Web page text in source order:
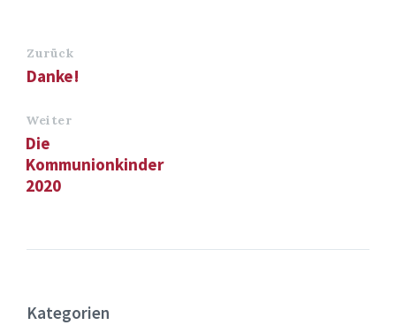
Zurück
Danke!
Weiter
Die
Kommunionkinder
2020
Kategorien